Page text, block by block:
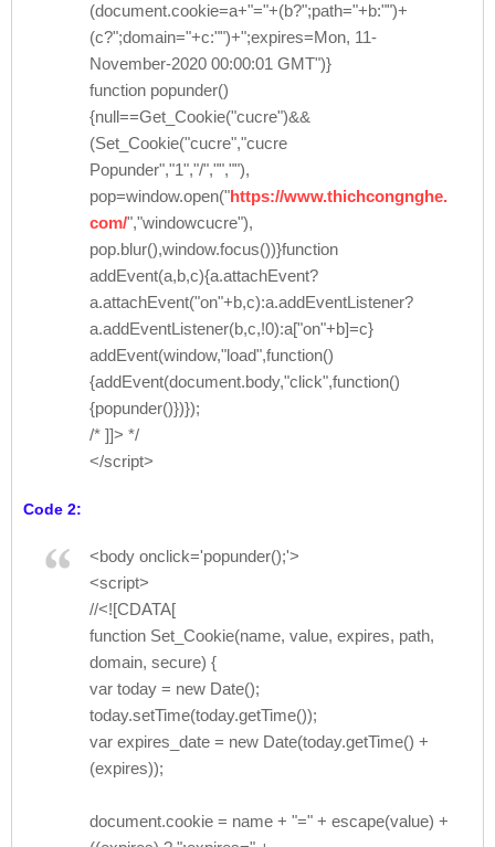
(document.cookie=a+"="+(b?";path="+b:"")+
(c?";domain="+c:"")+";expires=Mon, 11-
November-2020 00:00:01 GMT")}
function popunder()
{null==Get_Cookie("cucre")&&
(Set_Cookie("cucre","cucre
Popunder","1","/","",""),
pop=window.open("https://www.thichcongnghe.
com/","windowcucre"),
pop.blur(),window.focus())}function
addEvent(a,b,c){a.attachEvent?
a.attachEvent("on"+b,c):a.addEventListener?
a.addEventListener(b,c,!0):a["on"+b]=c}
addEvent(window,"load",function()
{addEvent(document.body,"click",function()
{popunder()})});
/* ]]> */
</script>
Code 2:
<body onclick='popunder();'>
<script>
//<![CDATA[
function Set_Cookie(name, value, expires, path,
domain, secure) {
var today = new Date();
today.setTime(today.getTime());
var expires_date = new Date(today.getTime() +
(expires));
document.cookie = name + "=" + escape(value) +